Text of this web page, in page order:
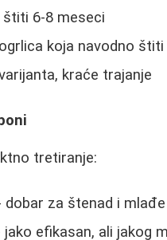
štiti 6-8 meseci
koja navodno
kraće trajanje
tretiranje:
dobar za štenad i
jako efikasan, ali jakog